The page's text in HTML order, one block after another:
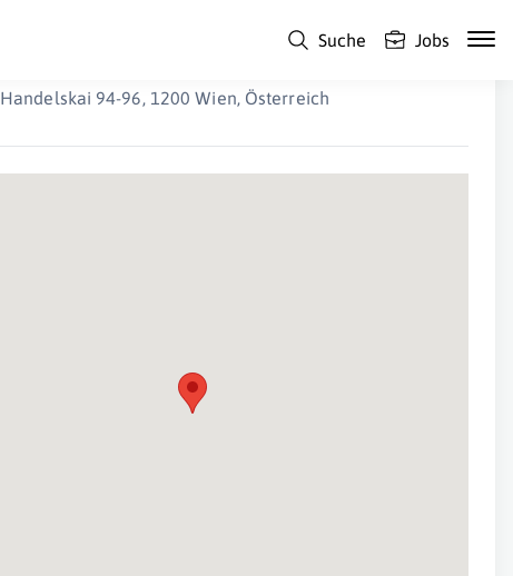
Suche Jobs
Handelskai 94-96, 1200 Wien, Österreich